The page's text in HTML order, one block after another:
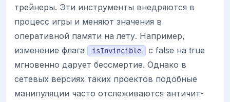
трейнеры. Эти инструменты внедряются в
процесс игры и меняют значения в
оперативной памяти на лету. Например,
изменение флага
isInvincible
с false на true
мгновенно дарует бессмертие. Однако в
сетевых версиях таких проектов подобные
манипуляции часто отслеживаются античит-